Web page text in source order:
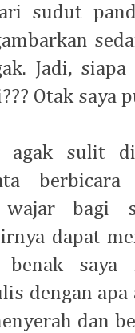
sudut
Jadi, siapa
Otak saya
agak sulit
wajar bagi
dapat
benak saya
dengan
dan